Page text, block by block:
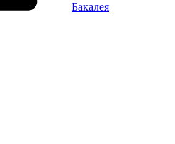
Бакалея